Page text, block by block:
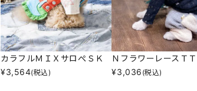
カラフルＭＩＸサロぺＳＫ
¥3,564(税込)
ＮフラワーレースＴＴ
¥3,036 (税込)